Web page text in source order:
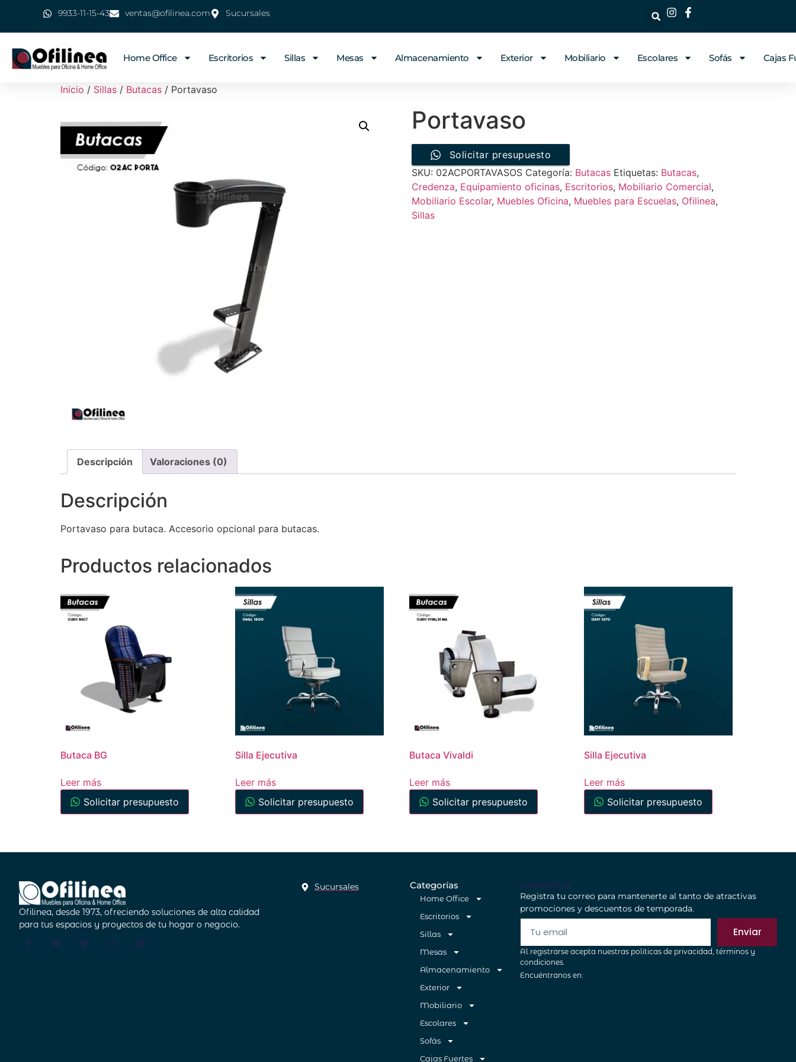
9933-11-15-43 ventas@ofilinea.com Sucursales
Home Office Escritorios Sillas Mesas Almacenamiento Exterior Mobiliario Escolares Sofás Cajas
Inicio / Sillas / Butacas / Portavaso
Portavaso
Solicitar presupuesto
SKU: 02ACPORTAVASOS Categoría: Butacas Etiquetas: Butacas,
Credenza, Equipamiento oficinas, Escritorios, Mobiliario Comercial,
Mobiliario Escolar, Muebles Oficina, Muebles para Escuelas, Ofilinea,
Sillas
Descripción Valoraciones (0)
Descripción
Portavaso para butaca. Accesorio opcional para butacas.
Productos relacionados
Butaca BG
Leer más
Solicitar presupuesto
Silla Ejecutiva
Leer más
Solicitar presupuesto
Butaca Vivaldi
Leer más
Solicitar presupuesto
Silla Ejecutiva
Leer más
Solicitar presupuesto
Ofilinea, desde 1973, ofreciendo soluciones de alta calidad
para tus espacios y proyectos de tu hogar o negocio.
Sucursales Categorías
Home Office
Escritorios
Sillas
Mesas
Almacenamiento
Exterior
Mobiliario
Escolares
Sofás
Cajas Fuertes
Newsletter
Registra tu correo para mantenerte al tanto de atractivas
promociones y descuentos de temporada.
Enviar
Al registrarse acepta nuestras políticas de privacidad, términos y
condiciones.
Encuéntranos en: